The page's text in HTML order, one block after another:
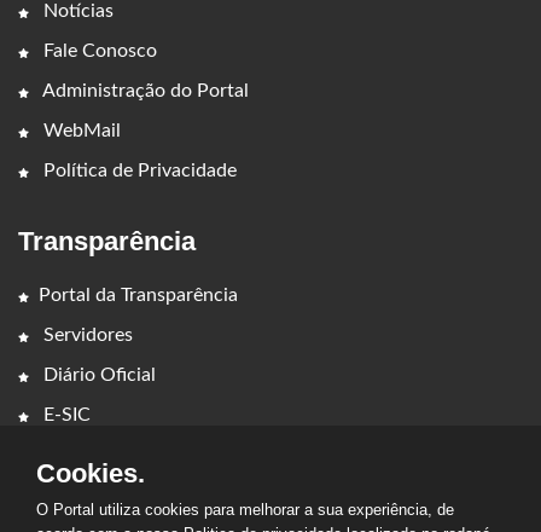
Notícias
Fale Conosco
Administração do Portal
WebMail
Política de Privacidade
Transparência
Portal da Transparência
Servidores
Diário Oficial
E-SIC
Cookies.
O Portal utiliza cookies para melhorar a sua experiência, de